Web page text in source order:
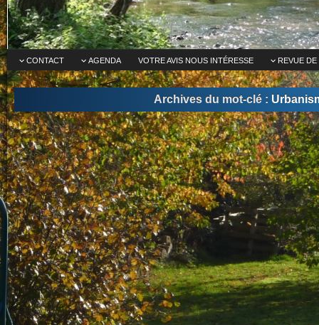
CONTACT AGENDA VOTRE AVIS NOUS INTÉRESSE REVUE DE
Archives du mot-clé :